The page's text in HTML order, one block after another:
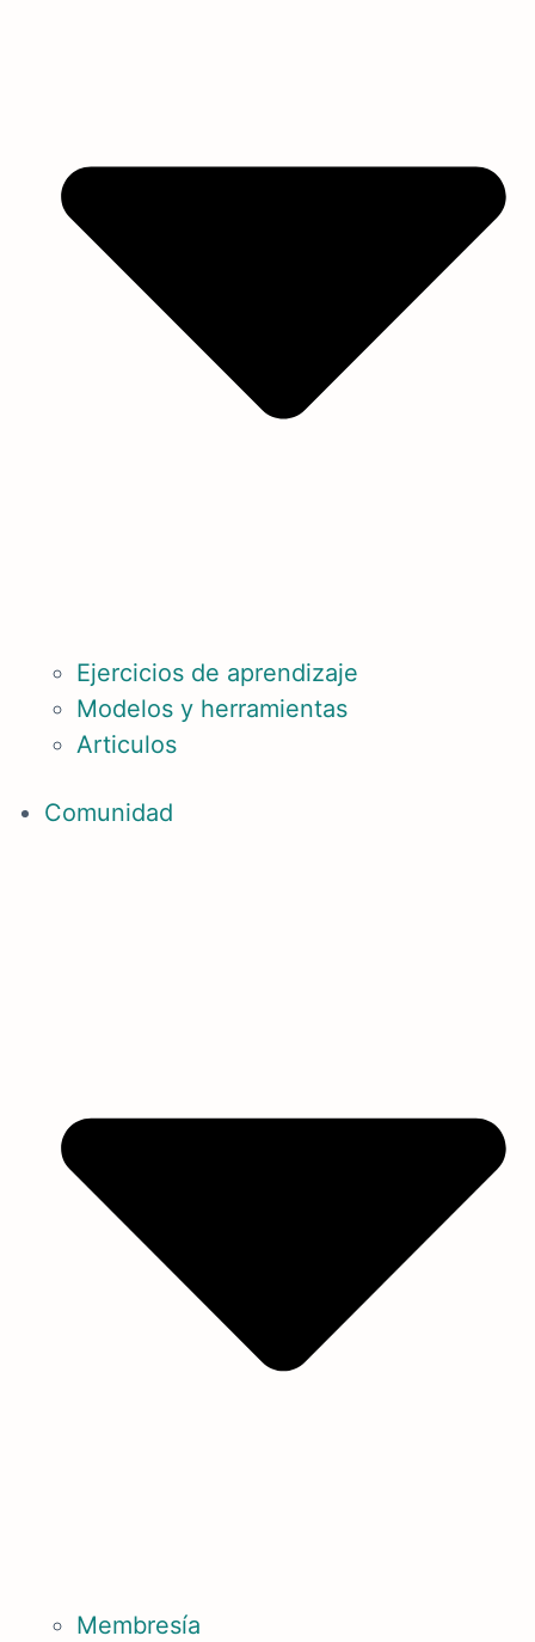
Ejercicios de aprendizaje
Modelos y herramientas
Articulos
Comunidad
Membresía